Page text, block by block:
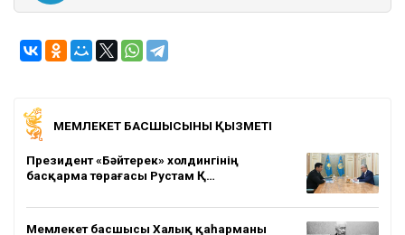
МЕМЛЕКЕТ БАСШЫСЫНЫҢ ҚЫЗМЕТІ
Президент «Бәйтерек» холдингінің
басқарма төрағасы Рустам Қ…
Мемлекет басшысы Халық қаһарманы